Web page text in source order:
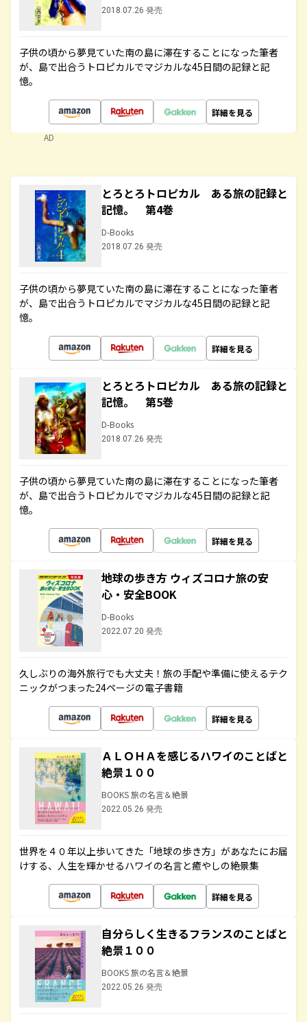
2018.07.26 発売
子供の頃から夢見ていた南の島に滞在することになった筆者
が、島で出合うトロピカルでマジカルな45日間の記録と記
憶。
詳細を見る
AD
とろとろトロピカル ある旅の記録と
記憶。 第4巻
D-Books
2018.07.26 発売
子供の頃から夢見ていた南の島に滞在することになった筆者
が、島で出合うトロピカルでマジカルな45日間の記録と記
憶。
詳細を見る
とろとろトロピカル ある旅の記録と
記憶。 第5巻
D-Books
2018.07.26 発売
子供の頃から夢見ていた南の島に滞在することになった筆者
が、島で出合うトロピカルでマジカルな45日間の記録と記
憶。
詳細を見る
地球の歩き方 ウィズコロナ旅の安
心・安全BOOK
D-Books
2022.07.20 発売
久しぶりの海外旅行でも大丈夫！旅の手配や準備に使えるテク
ニックがつまった24ページの電子書籍
詳細を見る
ＡＬＯＨＡを感じるハワイのことばと
絶景１００
BOOKS 旅の名言＆絶景
2022.05.26 発売
世界を４０年以上歩いてきた「地球の歩き方」があなたにお届
けする、人生を輝かせるハワイの名言と癒やしの絶景集
詳細を見る
自分らしく生きるフランスのことばと
絶景１００
BOOKS 旅の名言＆絶景
2022.05.26 発売